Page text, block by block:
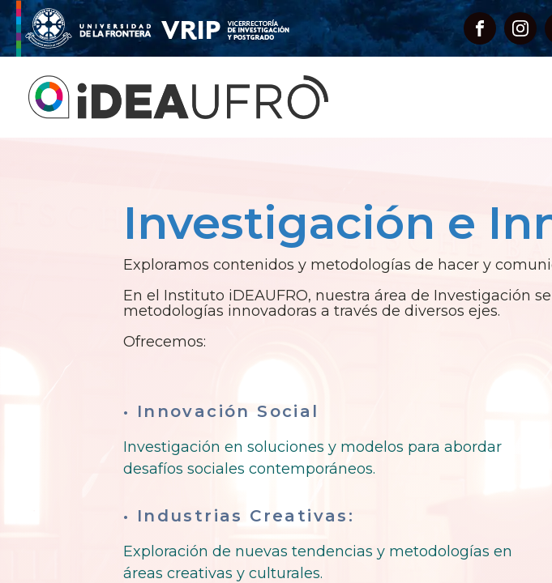
Investigación e
Exploramos contenidos y metodologías de hacer y
En el Instituto iDEAUFRO, nuestra área de Investigación
metodologías innovadoras a través de diversos ejes.
Ofrecemos:
• Innovación Social
Investigación en soluciones y modelos para abordar
desafíos sociales contemporáneos.
• Industrias Creativas:
Exploración de nuevas tendencias y metodologías en
áreas creativas y culturales.